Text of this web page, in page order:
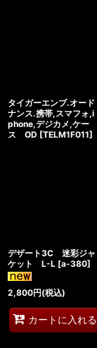
タイガーエンブ.オード
ナンス.携帯,スマフォ,i
phone,デジカメ,ケー
ス OD [TELM1F011]
デザート3C 迷彩ジャ
ケット L-L [a-380]
2,800円(税込)
カートに入れる